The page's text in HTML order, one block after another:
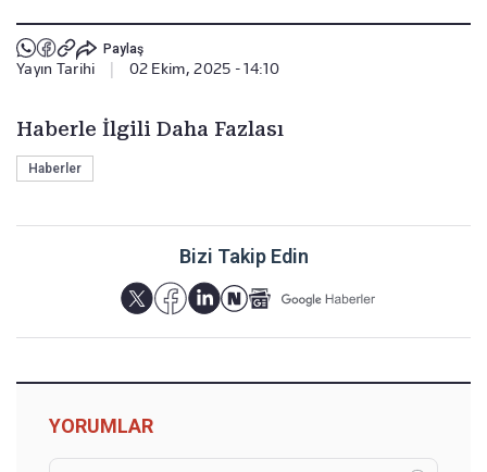
Paylaş
Yayın Tarihi 02 Ekim, 2025 - 14:10
Haberle İlgili Daha Fazlası
Haberler
Bizi Takip Edin
YORUMLAR